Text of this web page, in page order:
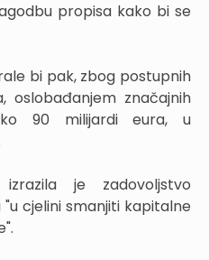
propisa kako bi se
bi pak, zbog postupnih
oslobađanjem značajnih
90 milijardi eura, u
je zadovoljstvo
cjelini smanjiti kapitalne